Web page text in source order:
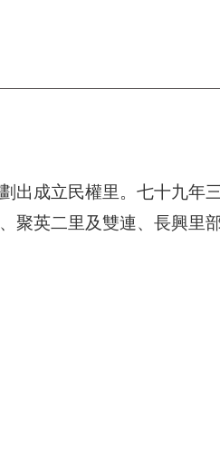
出成立民權里。七十九年
聚英二里及雙連、長興里